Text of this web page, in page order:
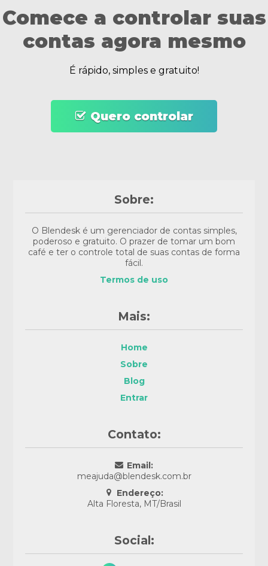
Comece a controlar suas
contas agora mesmo
É rápido, simples e gratuito!
Quero controlar
Sobre:
O Blendesk é um gerenciador de contas simples,
poderoso e gratuito. O prazer de tomar um bom
café e ter o controle total de suas contas de forma
fácil.
Termos de uso
Mais:
Home
Sobre
Blog
Entrar
Contato:
Email:
meajuda@blendesk.com.br
Endereço:
Alta Floresta, MT/Brasil
Social: